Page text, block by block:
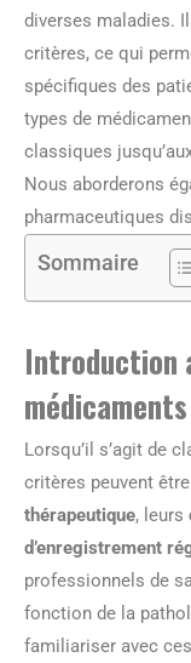
diverses maladies.
critères, ce qui
spécifiques des
types de
classiques
Nous aborderons
pharmaceutiques
Sommaire
Introduction
médicaments
Lorsqu’il s’agit de
critères peuvent
thérapeutique, leurs
d’enregistrement
professionnels de
fonction de la
familiariser avec